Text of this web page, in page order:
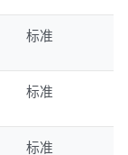
标准
标准
标准